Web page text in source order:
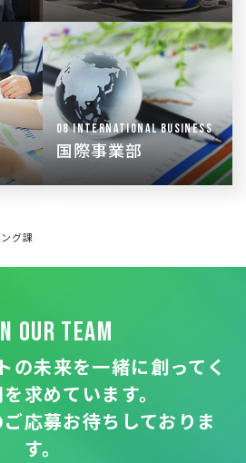
08 INTERNATIONAL BUSINESS
国際事業部
外国籍の方向けの、日
本での生活支援サービ
スを開発
部屋さがしポータ
ル“Wagaya Japan”の
運営も行う
グ課
OUR TEAM
の未来を一緒に創ってく
求めています。
応募お待ちしておりま
す。